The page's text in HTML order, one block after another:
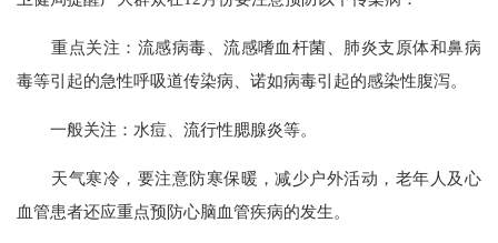
重点关注：流感病毒、流感嗜血杆菌、肺炎支原体和鼻病
毒等引起的急性呼吸道传染病、诺如病毒引起的感染性腹泻。
一般关注：水痘、流行性腮腺炎等。
天气寒冷，要注意防寒保暖，减少户外活动，老年人及心
血管患者还应重点预防心脑血管疾病的发生。